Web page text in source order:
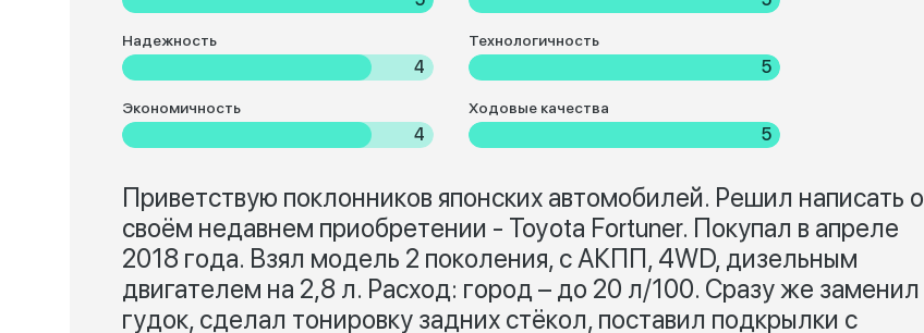
Надежность
4
Технологичность
5
Экономичность
4
Ходовые качества
5
Приветствую поклонников японских автомобилей. Решил написать о
своём недавнем приобретении - Toyota Fortuner. Покупал в апреле
2018 года. Взял модель 2 поколения, с АКПП, 4WD, дизельным
двигателем на 2,8 л. Расход: город – до 20 л/100. Сразу же заменил
гудок, сделал тонировку задних стёкол, поставил подкрылки с